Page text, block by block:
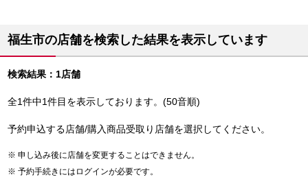
福生市の店舗を検索した結果を表示しています
検索結果：1店舗
全1件中1件目を表示しております。(50音順)
予約申込する店舗/購入商品受取り店舗を選択してください。
申し込み後に店舗を変更することはできません。
予約手続きにはログインが必要です。